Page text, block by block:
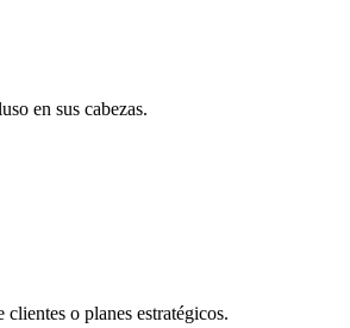
en sus cabezas.
o planes estratégicos.